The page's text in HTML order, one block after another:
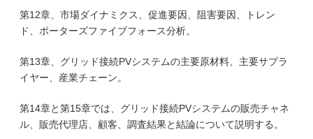
第12章、市場ダイナミクス、促進要因、阻害要因、トレン
ド、ポーターズファイブフォース分析。
第13章、グリッド接続PVシステムの主要原材料、主要サプラ
イヤー、産業チェーン。
第14章と第15章では、グリッド接続PVシステムの販売チャネ
ル、販売代理店、顧客、調査結果と結論について説明する。